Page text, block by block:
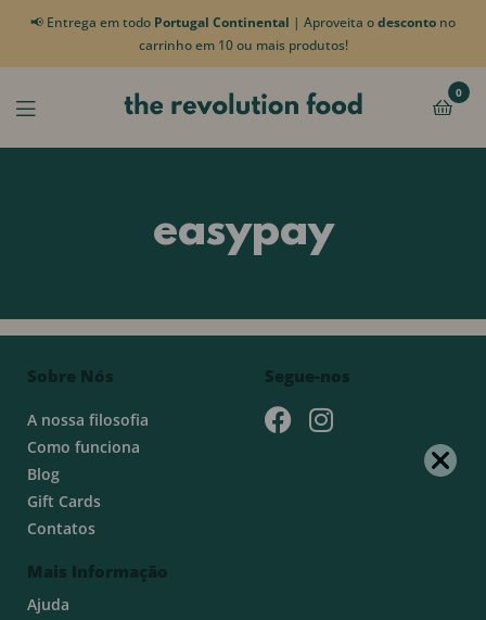
📢 Entrega em todo Portugal Continental | Aproveita odesconto no
carrinho em 10 ou mais produtos!
0
easypay
Sobre Nós
A nossa filosofia
Como funciona
Blog
Gift Cards
Contatos
Mais Informação
Ajuda
Segue-nos